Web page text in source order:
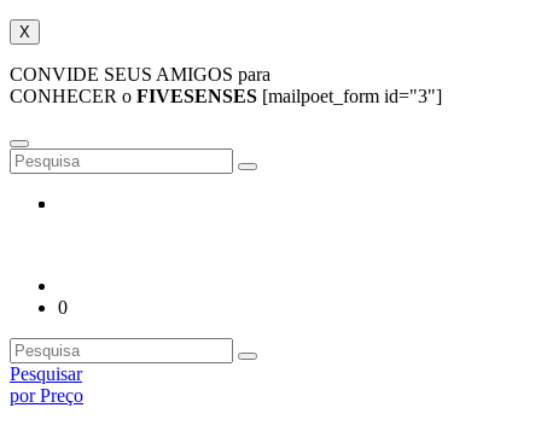
X
CONVIDE SEUS AMIGOS para
CONHECER o FIVESENSES [mailpoet_form id="3"]
0
Pesquisar
por Preço